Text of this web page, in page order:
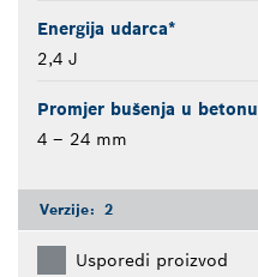
Energija udarca*
2,4 J
Promjer bušenja u betonu
4 – 24 mm
Verzije: 2
Usporedi proizvod